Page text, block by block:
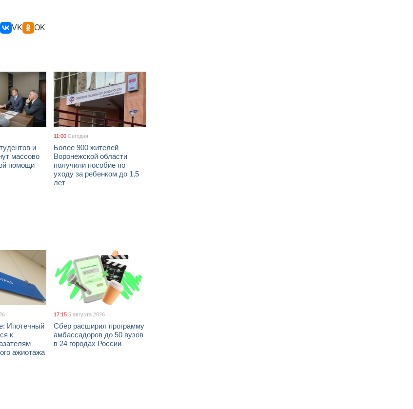
VK OK
и
массово
помощи
11:00 Сегодня
Более 900 жителей
Воронежской области
получили пособие по
уходу за ребенком до 1,5
лет
Ипотечный
к
ажиотажа
17:15 5 августа 2026
Сбер расширил программу
амбассадоров до 50 вузов
в 24 городах России